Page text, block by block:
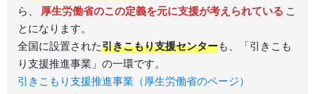
ら、
厚生労働省のこの定義を元に支援が考えられている こ
とになります。
全国に設置された引きこもり支援センターも、「引きこも
り支援推進事業」の一環です。
引きこもり支援推進事業（厚生労働省のページ）